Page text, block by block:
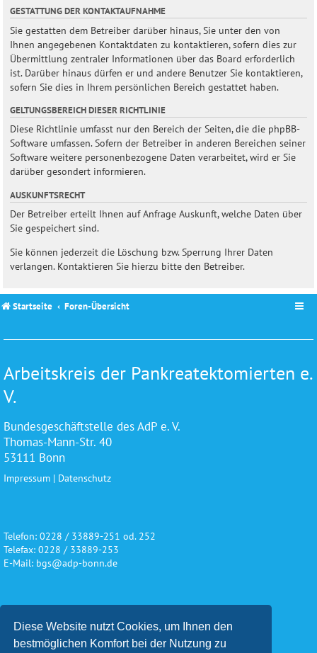
Diese Website nutzt Cookies, um Ihnen den
bestmöglichen Komfort bei der Nutzung zu
GESTATTUNG DER KONTAKTAUFNAHME
Sie gestatten dem Betreiber darüber hinaus, Sie unter den von
Ihnen angegebenen Kontaktdaten zu kontaktieren, sofern dies zur
Übermittlung zentraler Informationen über das Board erforderlich
ist. Darüber hinaus dürfen er und andere Benutzer Sie kontaktieren,
sofern Sie dies in Ihrem persönlichen Bereich gestattet haben.
GELTUNGSBEREICH DIESER RICHTLINIE
Diese Richtlinie umfasst nur den Bereich der Seiten, die die phpBB-
Software umfassen. Sofern der Betreiber in anderen Bereichen seiner
Software weitere personenbezogene Daten verarbeitet, wird er Sie
darüber gesondert informieren.
AUSKUNFTSRECHT
Der Betreiber erteilt Ihnen auf Anfrage Auskunft, welche Daten über
Sie gespeichert sind.
Sie können jederzeit die Löschung bzw. Sperrung Ihrer Daten
verlangen. Kontaktieren Sie hierzu bitte den Betreiber.
Startseite Foren-Übersicht
Arbeitskreis der Pankreatektomierten e.
V.
Bundesgeschäftstelle des AdP e. V.
Thomas-Mann-Str. 40
53111 Bonn
Impressum | Datenschutz
Telefon: 0228 / 33889-251 od. 252
Telefax: 0228 / 33889-253
E-Mail: bgs@adp-bonn.de
Wir danken für die freundliche
Unterstützung und Förderung